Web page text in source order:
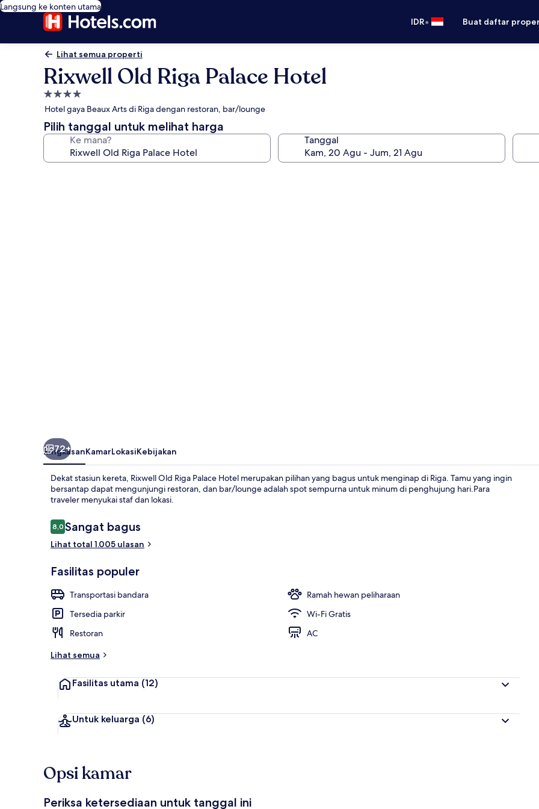
Langsung ke konten utama
IDR• Buat daftar
Lihat semua properti
Rixwell Old Riga Palace Hotel
Properti
bintang
4.0
Hotel gaya Beaux Arts di Riga dengan restoran, bar/lounge
Pilih tanggal untuk melihat harga
Ke mana? Tanggal
72+
RingkasanKamarLokasiKebijakan
Dekat stasiun kereta, Rixwell Old Riga Palace Hotel merupakan pilihan yang bagus untuk menginap di Riga. Tamu yang ingin
bersantap dapat mengunjungi restoran, dan bar/lounge adalah spot sempurna untuk minum di penghujung hari.Para
traveler menyukai staf dan lokasi.
Ulasan
8,08,0 dari 10
Sangat bagus
Lihat total 1.005 ulasan
Fasilitas populer
Transportasi bandara
Ramah hewan peliharaan
Tersedia parkir
Wi-Fi Gratis
Restoran
AC
Lihat semua
Fasilitas utama (12)
Untuk keluarga (6)
Opsi kamar
Periksa ketersediaan untuk tanggal ini